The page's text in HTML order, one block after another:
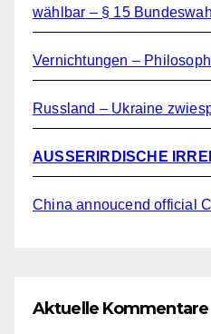
wählbar – § 15
Vernichtungen –
Russland – Ukraine
AUSSERIRDISCHE
China annoucend official
Aktuelle Kommentare